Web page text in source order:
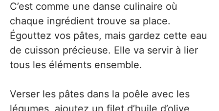
C’est comme une danse culinaire où
chaque ingrédient trouve sa place.
Égouttez vos pâtes, mais gardez cette eau
de cuisson précieuse. Elle va servir à lier
tous les éléments ensemble.
Verser les pâtes dans la poêle avec les
légumes, ajoutez un filet d’huile d’olive